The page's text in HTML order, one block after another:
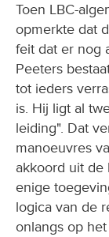
Toen LBC-
opmerkte dat
feit dat er nog
Peeters
tot ieders
is. Hij ligt al
leiding". Dat
manoeuvres
akkoord uit de
enige
logica van de
onlangs op